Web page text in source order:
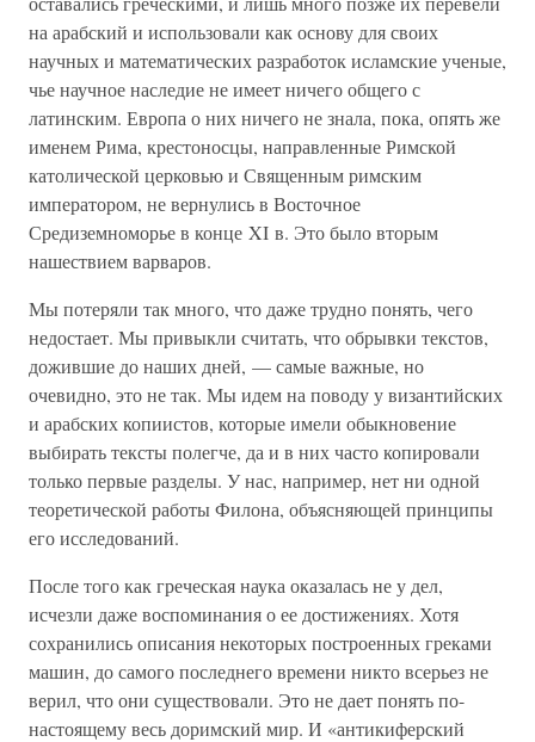
на арабский и использовали как основу для своих
научных и математических разработок исламские ученые,
чье научное наследие не имеет ничего общего с
латинским. Европа о них ничего не знала, пока, опять же
именем Рима, крестоносцы, направленные Римской
католической церковью и Священным римским
императором, не вернулись в Восточное
Средиземноморье в конце XI в. Это было вторым
нашествием варваров.
Мы потеряли так много, что даже трудно понять, чего
недостает. Мы привыкли считать, что обрывки текстов,
дожившие до наших дней, — самые важные, но
очевидно, это не так. Мы идем на поводу у византийских
и арабских копиистов, которые имели обыкновение
выбирать тексты полегче, да и в них часто копировали
только первые разделы. У нас, например, нет ни одной
теоретической работы Филона, объясняющей принципы
его исследований.
После того как греческая наука оказалась не у дел,
исчезли даже воспоминания о ее достижениях. Хотя
сохранились описания некоторых построенных греками
машин, до самого последнего времени никто всерьез не
верил, что они существовали. Это не дает понять по-
настоящему весь доримский мир. И «антикиферский